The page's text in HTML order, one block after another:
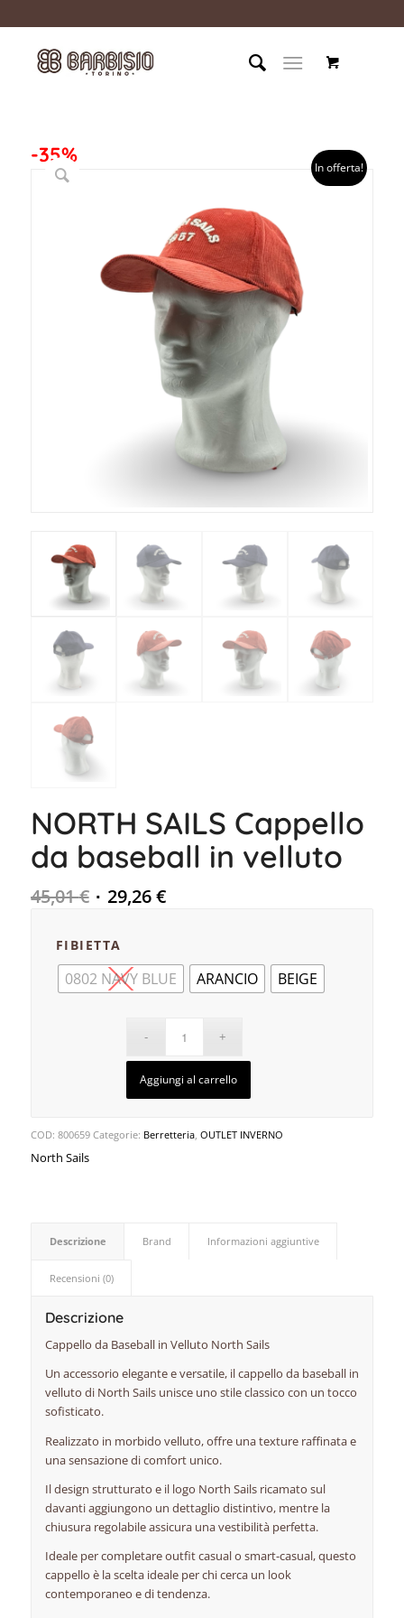
-35%
In offerta!
NORTH SAILS Cappello
da baseball in velluto
45,01€ 29,26€
FIBIETTA
0802 NAVY BLUE ARANCIO BEIGE
Aggiungi al carrello
COD: 800659 Categorie: Berretteria, OUTLET INVERNO
North Sails
Descrizione Brand Informazioni aggiuntive
Recensioni (0)
Descrizione
Cappello da Baseball in Velluto North Sails
Un accessorio elegante e versatile, il cappello da baseball in
velluto di North Sails unisce uno stile classico con un tocco
sofisticato.
Realizzato in morbido velluto, offre una texture raffinata e
una sensazione di comfort unico.
Il design strutturato e il logo North Sails ricamato sul
davanti aggiungono un dettaglio distintivo, mentre la
chiusura regolabile assicura una vestibilità perfetta.
Ideale per completare outfit casual o smart-casual, questo
cappello è la scelta ideale per chi cerca un look
contemporaneo e di tendenza.